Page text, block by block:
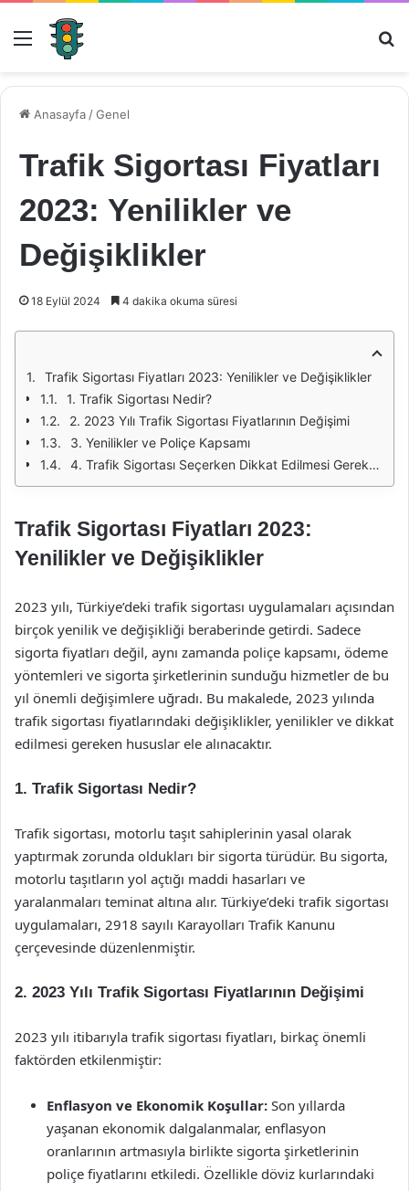
Menü
Anasayfa /Genel
Trafik Sigortası Fiyatları
2023: Yenilikler ve
Değişiklikler
18 Eylül 2024 4 dakika okuma süresi
Trafik Sigortası Fiyatları 2023: Yenilikler ve Değişiklikler
1. Trafik Sigortası Nedir?
2. 2023 Yılı Trafik Sigortası Fiyatlarının Değişimi
3. Yenilikler ve Poliçe Kapsamı
4. Trafik Sigortası Seçerken Dikkat Edilmesi Gerekenler
Trafik Sigortası Fiyatları 2023:
Yenilikler ve Değişiklikler
2023 yılı, Türkiye’deki trafik sigortası uygulamaları açısından
birçok yenilik ve değişikliği beraberinde getirdi. Sadece
sigorta fiyatları değil, aynı zamanda poliçe kapsamı, ödeme
yöntemleri ve sigorta şirketlerinin sunduğu hizmetler de bu
yıl önemli değişimlere uğradı. Bu makalede, 2023 yılında
trafik sigortası fiyatlarındaki değişiklikler, yenilikler ve dikkat
edilmesi gereken hususlar ele alınacaktır.
1. Trafik Sigortası Nedir?
Trafik sigortası, motorlu taşıt sahiplerinin yasal olarak
yaptırmak zorunda oldukları bir sigorta türüdür. Bu sigorta,
motorlu taşıtların yol açtığı maddi hasarları ve
yaralanmaları teminat altına alır. Türkiye’deki trafik sigortası
uygulamaları, 2918 sayılı Karayolları Trafik Kanunu
çerçevesinde düzenlenmiştir.
2. 2023 Yılı Trafik Sigortası Fiyatlarının Değişimi
2023 yılı itibarıyla trafik sigortası fiyatları, birkaç önemli
faktörden etkilenmiştir:
Enflasyon ve Ekonomik Koşullar: Son yıllarda
yaşanan ekonomik dalgalanmalar, enflasyon
oranlarının artmasıyla birlikte sigorta şirketlerinin
poliçe fiyatlarını etkiledi. Özellikle döviz kurlarındaki